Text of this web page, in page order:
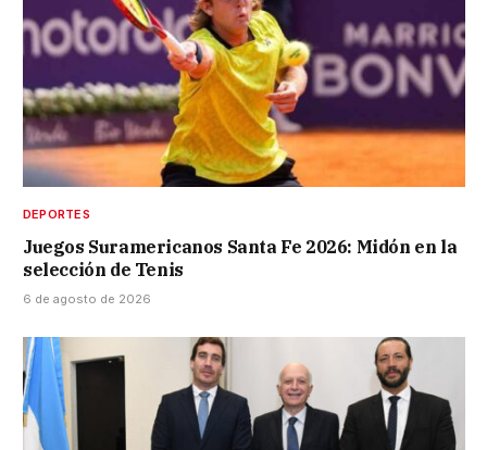
DEPORTES
Juegos Suramericanos Santa Fe 2026: Midón en la
selección de Tenis
6 de agosto de 2026